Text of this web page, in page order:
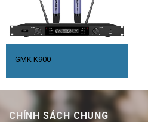
GMK K900
CHÍNH SÁCH CHUNG